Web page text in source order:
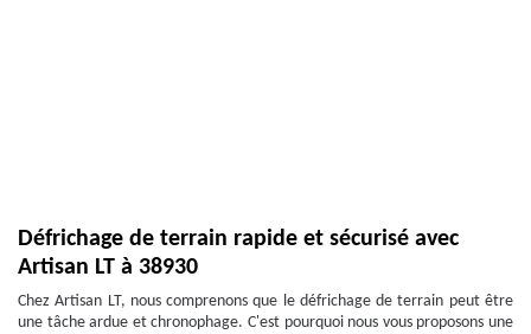
Défrichage de terrain rapide et sécurisé avec
Artisan LT à 38930
Chez Artisan LT, nous comprenons que le défrichage de terrain peut être
une tâche ardue et chronophage. C'est pourquoi nous vous proposons une